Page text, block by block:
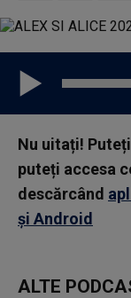
Nu uitați!
puteți accesa
descărcând
și Android
ALTE